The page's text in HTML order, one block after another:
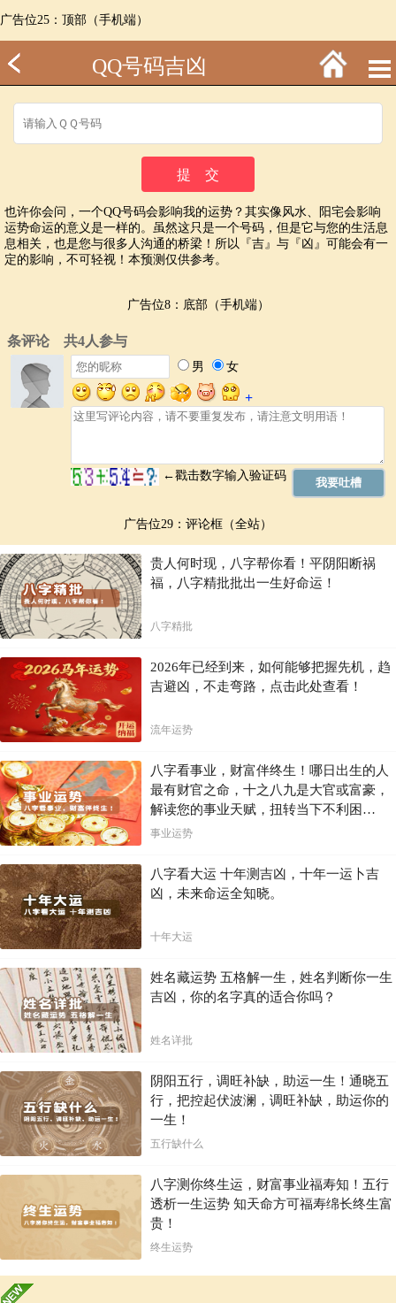
广告位25：顶部（手机端）
QQ号码吉凶
也许你会问，一个QQ号码会影响我的运势？其实像风水、阳宅会影响
运势命运的意义是一样的。虽然这只是一个号码，但是它与您的生活息
息相关，也是您与很多人沟通的桥梁！所以『吉』与『凶』可能会有一
定的影响，不可轻视！本预测仅供参考。
广告位8：底部（手机端）
广告位29：评论框（全站）
贵人何时现，八字帮你看！平阴阳断祸
福，八字精批批出一生好命运！
八字精批
2026年已经到来，如何能够把握先机，趋
吉避凶，不走弯路，点击此处查看！
流年运势
八字看事业，财富伴终生！哪日出生的人
最有财官之命，十之八九是大官或富豪，
解读您的事业天赋，扭转当下不利困
局！！
事业运势
八字看大运 十年测吉凶，十年一运卜吉
凶，未来命运全知晓。
十年大运
姓名藏运势 五格解一生，姓名判断你一生
吉凶，你的名字真的适合你吗？
姓名详批
阴阳五行，调旺补缺，助运一生！通晓五
行，把控起伏波澜，调旺补缺，助运你的
一生！
五行缺什么
八字测你终生运，财富事业福寿知！五行
透析一生运势 知天命方可福寿绵长终生富
贵！
终生运势